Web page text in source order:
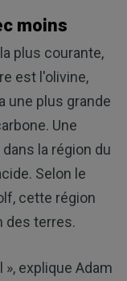
moins
plus courante,
est l'olivine,
une plus grande
Une
la région du
Selon le
cette région
des terres.
explique Adam